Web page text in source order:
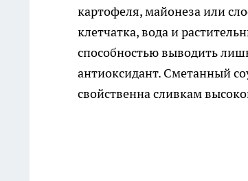
картофеля, майонеза или
клетчатка, вода и
способностью выводить
антиоксидант. Сметанный
свойственна сливкам